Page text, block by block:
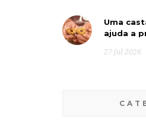
Uma
ajuda a
27 jul 2026